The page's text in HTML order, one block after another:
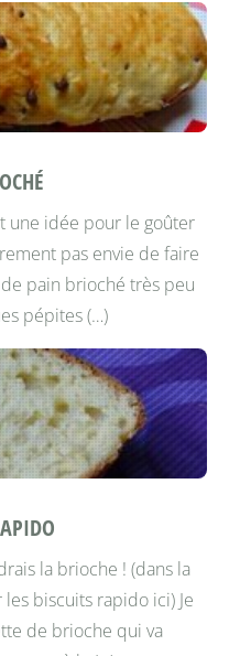
une idée pour le goûter
pas envie de faire
de pain brioché très peu
pépites (…)
la brioche ! (dans la
les biscuits rapido ici) Je
de brioche qui va